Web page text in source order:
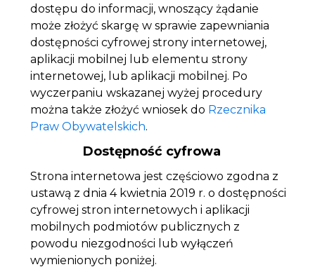
dostępu do informacji, wnoszący żądanie
może złożyć skargę w sprawie zapewniania
dostępności cyfrowej strony internetowej,
aplikacji mobilnej lub elementu strony
internetowej, lub aplikacji mobilnej. Po
wyczerpaniu wskazanej wyżej procedury
można także złożyć wniosek do Rzecznika
Praw Obywatelskich.
Dostępność cyfrowa
Strona internetowa jest częściowo zgodna z
ustawą z dnia 4 kwietnia 2019 r. o dostępności
cyfrowej stron internetowych i aplikacji
mobilnych podmiotów publicznych z
powodu niezgodności lub wyłączeń
wymienionych poniżej.